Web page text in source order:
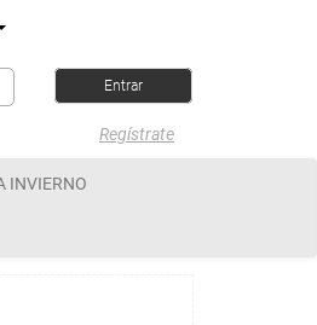
Regístrate
INVIERNO